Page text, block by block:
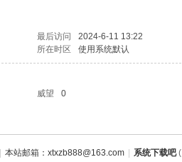
最后访问
2024-6-11 13:22
所在时区 使用系统默认
威望
0
本站邮箱：xtxzb888@163.com 系统下载吧(